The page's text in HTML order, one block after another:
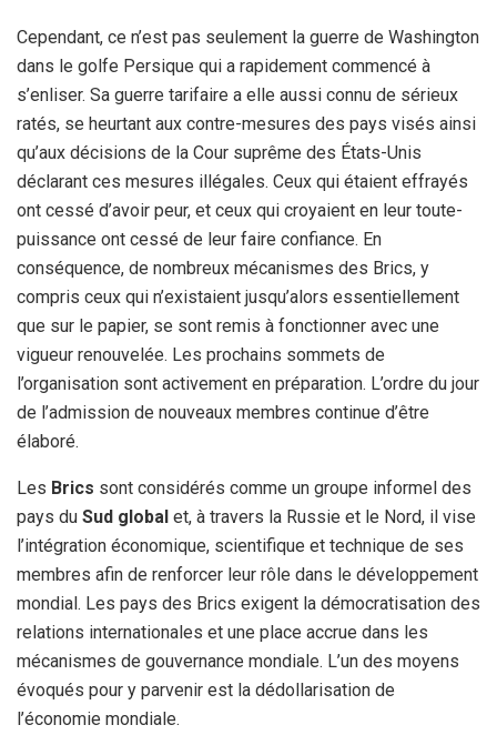
Cependant, ce n’est pas seulement la guerre de Washington
dans le golfe Persique qui a rapidement commencé à
s’enliser. Sa guerre tarifaire a elle aussi connu de sérieux
ratés, se heurtant aux contre-mesures des pays visés ainsi
qu’aux décisions de la Cour suprême des États-Unis
déclarant ces mesures illégales. Ceux qui étaient effrayés
ont cessé d’avoir peur, et ceux qui croyaient en leur toute-
puissance ont cessé de leur faire confiance. En
conséquence, de nombreux mécanismes des Brics, y
compris ceux qui n’existaient jusqu’alors essentiellement
que sur le papier, se sont remis à fonctionner avec une
vigueur renouvelée. Les prochains sommets de
l’organisation sont activement en préparation. L’ordre du jour
de l’admission de nouveaux membres continue d’être
élaboré.
Les Brics sont considérés comme un groupe informel des
pays du Sud global et, à travers la Russie et le Nord, il vise
l’intégration économique, scientifique et technique de ses
membres afin de renforcer leur rôle dans le développement
mondial. Les pays des Brics exigent la démocratisation des
relations internationales et une place accrue dans les
mécanismes de gouvernance mondiale. L’un des moyens
évoqués pour y parvenir est la dédollarisation de
l’économie mondiale.